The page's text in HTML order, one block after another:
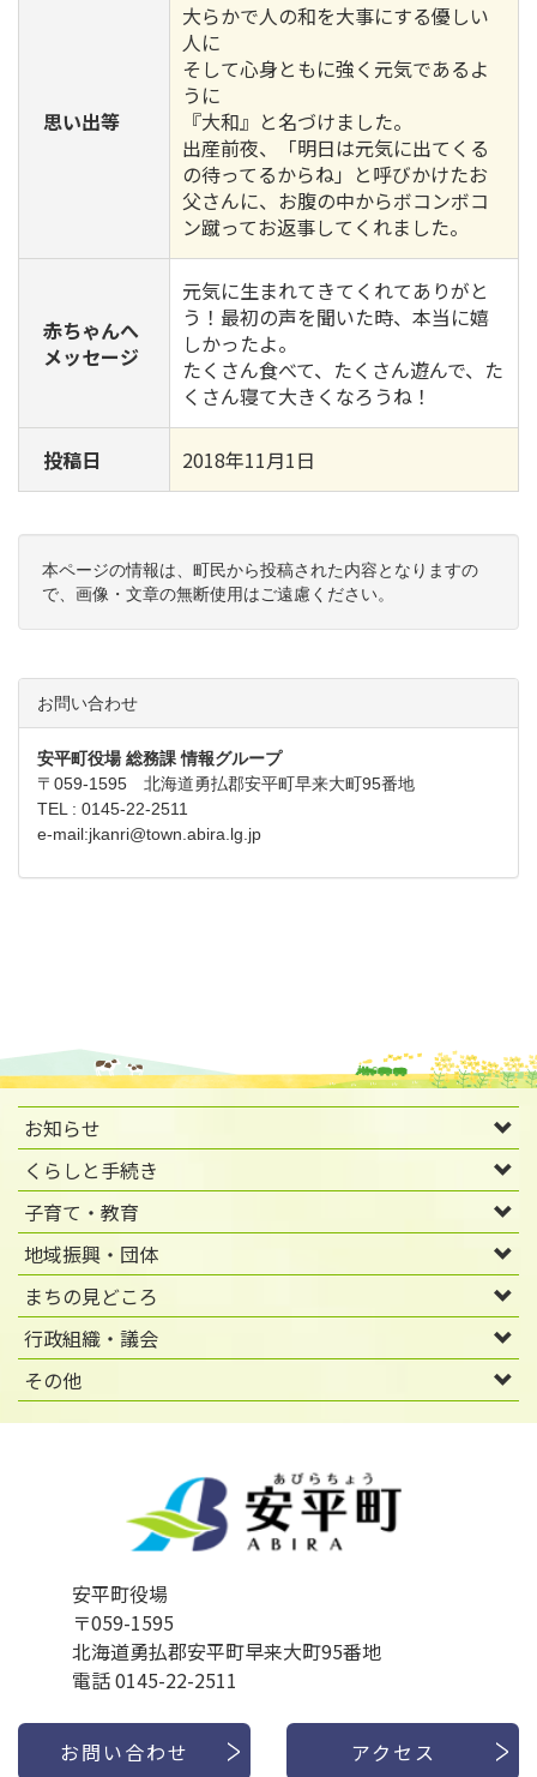
思い出等
大らかで人の和を大事にする優しい
人に
そして心身ともに強く元気であるよ
うに
『大和』と名づけました。
出産前夜、「明日は元気に出てくる
の待ってるからね」と呼びかけたお
父さんに、お腹の中からボコンボコ
ン蹴ってお返事してくれました。
赤ちゃんへ
メッセージ
元気に生まれてきてくれてありがと
う！最初の声を聞いた時、本当に嬉
しかったよ。
たくさん食べて、たくさん遊んで、た
くさん寝て大きくなろうね！
投稿日 2018年11月1日
本ページの情報は、町民から投稿された内容となりますの
で、画像・文章の無断使用はご遠慮ください。
お問い合わせ
安平町役場 総務課 情報グループ
〒059-1595 北海道勇払郡安平町早来大町95番地
TEL : 0145-22-2511
e-mail:jkanri@town.abira.lg.jp
お知らせ
くらしと手続き
子育て・教育
地域振興・団体
まちの見どころ
行政組織・議会
その他
安平町役場
〒059-1595
北海道勇払郡安平町早来大町95番地
電話 0145-22-2511
お問い合わせ アクセス